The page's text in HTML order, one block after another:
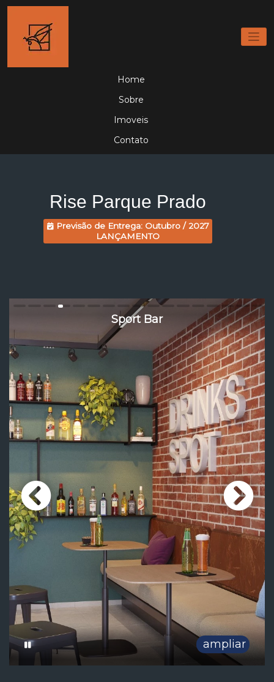
Home
Sobre
Imoveis
Contato
Rise Parque Prado
Previsão de Entrega: Outubro / 2027
LANÇAMENTO
Sport Bar
ampliar